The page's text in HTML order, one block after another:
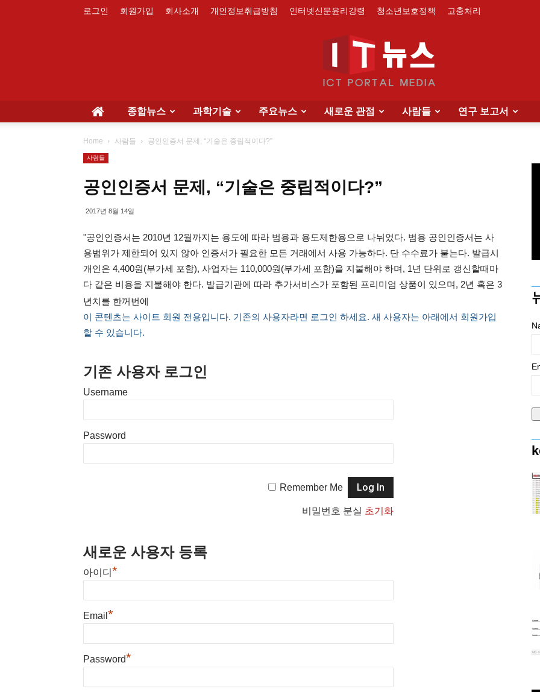
로그인 회원가입 회사소개 개인정보취급방침 인터넷신문윤리강령 청소년보호정책 고충처리
종합뉴스 과학기술 주요뉴스 새로운 관점 사람들 연구 보고서
Home 사람들 공인인증서 문제, “기술은 중립적이다?”
사람들
공인인증서 문제, “기술은 중립적이다?”
2017년 8월 14일
"공인인증서는 2010년 12월까지는 용도에 따라 범용과 용도제한용으로 나뉘었다. 범용 공인인증서는 사
용범위가 제한되어 있지 않아 인증서가 필요한 모든 거래에서 사용 가능하다. 단 수수료가 붙는다. 발급시
개인은 4,400원(부가세 포함), 사업자는 110,000원(부가세 포함)을 지불해야 하며, 1년 단위로 갱신할때마
다 같은 비용을 지불해야 한다. 발급기관에 따라 추가서비스가 포함된 프리미엄 상품이 있으며, 2년 혹은 3
년치를 한꺼번에
이 콘텐츠는 사이트 회원 전용입니다. 기존의 사용자라면 로그인 하세요. 새 사용자는 아래에서 회원가입
할 수 있습니다.
기존 사용자 로그인
Username
Password
Remember Me
비밀번호 분실 초기화
새로운 사용자 등록
아이디 *
Email *
Password*